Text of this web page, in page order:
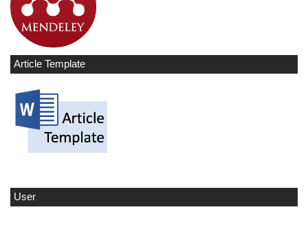
Article Template
User